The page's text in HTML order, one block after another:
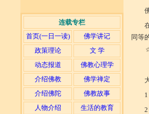
连载专栏
首页(一日一读)
佛学讲记
政策理论
文 学
动态报道
佛教心理学
介绍佛教
佛学禅定
介绍佛陀
佛教故事
人物介绍
生活的教育
同等